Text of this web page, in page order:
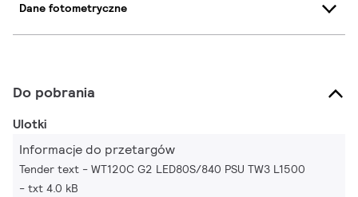
Dane fotometryczne
Do pobrania
Ulotki
Informacje do przetargów
Tender text - WT120C G2 LED80S/840 PSU TW3 L1500
txt 4.0 kB